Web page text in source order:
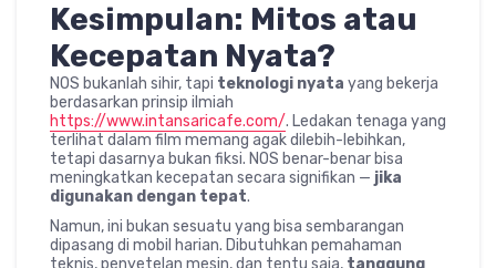
Kesimpulan: Mitos atau
Kecepatan Nyata?
NOS bukanlah sihir, tapi teknologi nyata yang bekerja
berdasarkan prinsip ilmiah
https://www.intansaricafe.com/. Ledakan tenaga yang
terlihat dalam film memang agak dilebih-lebihkan,
tetapi dasarnya bukan fiksi. NOS benar-benar bisa
meningkatkan kecepatan secara signifikan — jika
digunakan dengan tepat.
Namun, ini bukan sesuatu yang bisa sembarangan
dipasang di mobil harian. Dibutuhkan pemahaman
teknis, penyetelan mesin, dan tentu saja, tanggung